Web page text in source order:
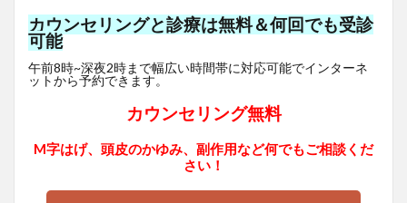
カウンセリングと診療は無料＆何回でも受診
可能
午前8時~深夜2時まで幅広い時間帯に対応可能でインターネ
ットから予約できます。
カウンセリング無料
M字はげ、頭皮のかゆみ、副作用など何でもご相談くだ
さい！